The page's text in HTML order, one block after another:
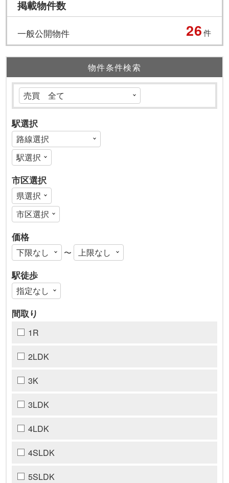
掲載物件数
一般公開物件 26件
物件条件検索
駅選択
市区選択
価格
〜
駅徒歩
間取り
1R
2LDK
3K
3LDK
4LDK
4SLDK
5SLDK